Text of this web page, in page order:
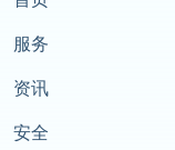
服务
资讯
安全